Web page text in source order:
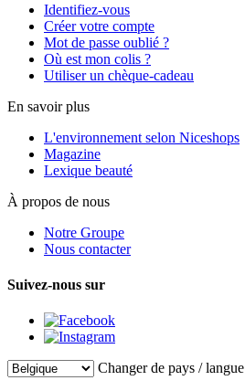
Identifiez-vous
Créer votre compte
Mot de passe oublié ?
Où est mon colis ?
Utiliser un chèque-cadeau
En savoir plus
L'environnement selon Niceshops
Magazine
Lexique beauté
À propos de nous
Notre Groupe
Nous contacter
Suivez-nous sur
Changer de pays / langue